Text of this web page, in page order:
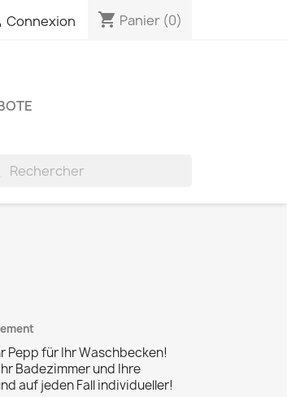
Connexion shopping_cart Panier (0)
Pepp für Ihr Waschbecken!
Badezimmer und Ihre
auf jeden Fall individueller!